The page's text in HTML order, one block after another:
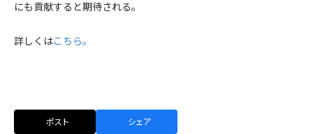
にも貢献すると期待される。
詳しくはこちら。
ポスト シェア